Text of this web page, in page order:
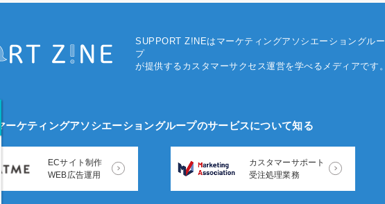
SUPPORT Z!NEはマーケティングアソシエー ショングルー
プ
が提供するカスタマーサクセス運営を学べるメディアです。
マーケティングアソシエーショングループのサービスについて知る
ECサイト制作
WEB広告運用
カスタマーサポート
受注処理業務